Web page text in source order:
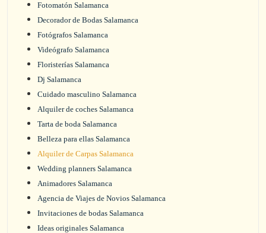
Fotomatón Salamanca
Decorador de Bodas Salamanca
Fotógrafos Salamanca
Videógrafo Salamanca
Floristerías Salamanca
Dj Salamanca
Cuidado masculino Salamanca
Alquiler de coches Salamanca
Tarta de boda Salamanca
Belleza para ellas Salamanca
Alquiler de Carpas Salamanca
Wedding planners Salamanca
Animadores Salamanca
Agencia de Viajes de Novios Salamanca
Invitaciones de bodas Salamanca
Ideas originales Salamanca